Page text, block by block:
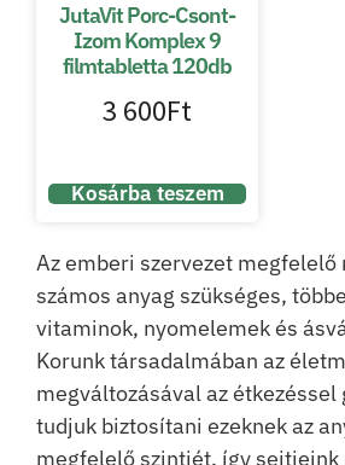
JutaVit Porc-Csont-
Izom Komplex 9
filmtabletta 120db
3 600Ft
Kosárba teszem
Az emberi szervezet megfelelő
számos anyag szükséges,
vitaminok, nyomelemek és
Korunk társadalmában az
megváltozásával az étkezéssel
tudjuk biztosítani ezeknek az
megfelelő szintjét, így sejtjeink